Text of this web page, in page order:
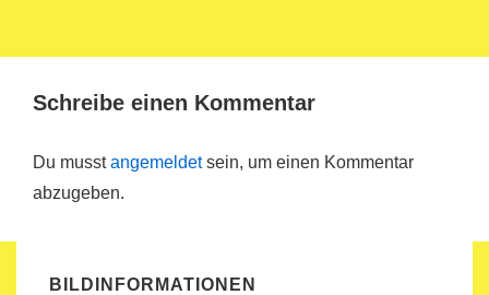
Schreibe einen Kommentar
Du musstangemeldetsein, um einen Kommentar
abzugeben.
BILDINFORMATIONEN